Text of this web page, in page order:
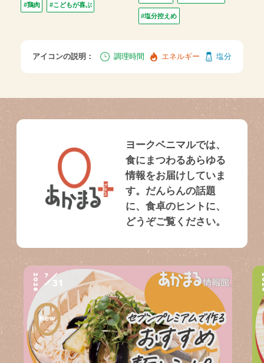
#鶏肉 #こどもが喜ぶ
#塩分控えめ
アイコンの説明： 調理時間 エネルギー 塩分
ヨークベニマルでは、
食にまつわるあらゆる
情報をお届けしていま
す。だんらんの話題
に、食卓のヒントに、
どうぞご覧ください。
2026 7
31